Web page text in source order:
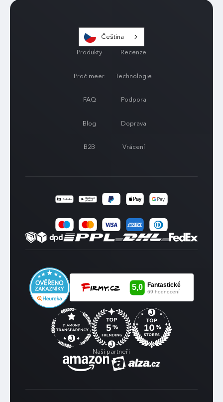
Produkty Recenze
Proč meer. Technologie
FAQ Podpora
Blog Doprava
B2B Vrácení
Čeština
Naši partneři